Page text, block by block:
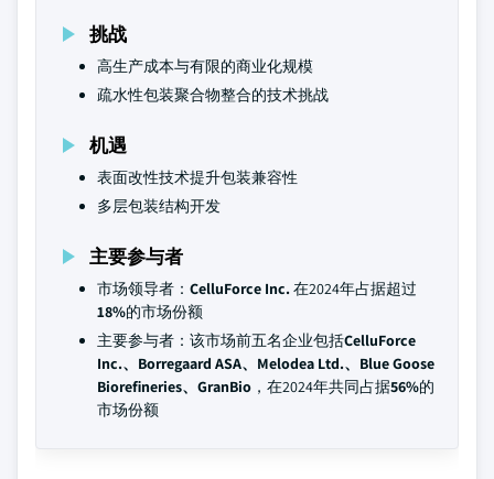
挑战
高生产成本与有限的商业化规模
疏水性包装聚合物整合的技术挑战
机遇
表面改性技术提升包装兼容性
多层包装结构开发
主要参与者
市场领导者： CelluForce Inc.在2024年占据超过
18%的市场份额
主要参与者：该市场前五名企业包括CelluForce
Inc.、Borregaard ASA、Melodea Ltd.、Blue Goose
Biorefineries、GranBio ，在2024年共同占据56%的
市场份额